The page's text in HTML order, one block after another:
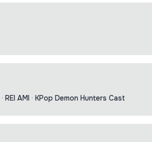
· REI AMI · KPop Demon Hunters Cast